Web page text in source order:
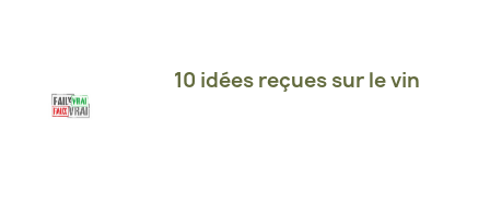
10 idées reçues sur le vin